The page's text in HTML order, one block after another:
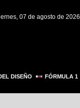
07 de agosto de 2026
DISEÑO FÓRMULA 1